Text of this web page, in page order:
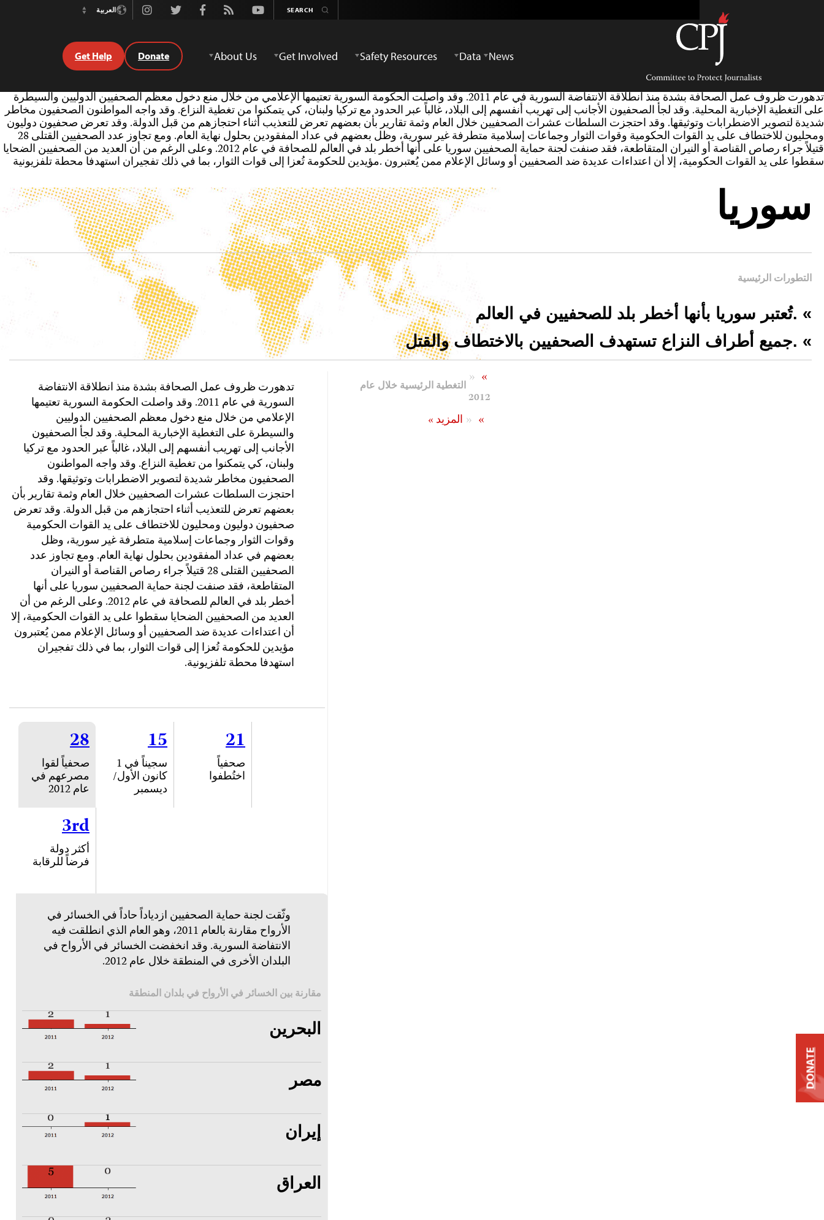
Committee
Protect
Journalists
Youtube
Rss
Facebook
Twitter
Instagramالعربية
Switch
News
Data
Safety Resources
Get Involved
About Us
Donate
Get Help
تدهورت ظروف عمل الصحافة بشدة منذ انطلاقة الانتفاضة السورية في عام 2011. وقد واصلت الحكومة السورية تعتيمها الإعلامي من خلال منع دخول معظم الصحفيين الدوليين والسيطرة
على التغطية الإخبارية المحلية. وقد لجأ الصحفيون الأجانب إلى تهريب أنفسهم إلى البلاد، غالباً عبر الحدود مع تركيا ولبنان، كي يتمكنوا من تغطية النزاع. وقد واجه المواطنون الصحفيون مخاطر
شديدة لتصوير الاضطرابات وتوثيقها. وقد احتجزت السلطات عشرات الصحفيين خلال العام وثمة تقارير بأن بعضهم تعرض للتعذيب أثناء احتجازهم من قبل الدولة. وقد تعرض صحفيون دوليون
ومحليون للاختطاف على يد القوات الحكومية وقوات الثوار وجماعات إسلامية متطرفة غير سورية، وظل بعضهم في عداد المفقودين بحلول نهاية العام. ومع تجاوز عدد الصحفيين القتلى 28
قتيلاً جراء رصاص القناصة أو النيران المتقاطعة، فقد صنفت لجنة حماية الصحفيين سوريا على أنها أخطر بلد في العالم للصحافة في عام 2012. وعلى الرغم من أن العديد من الصحفيين الضحايا
سقطوا على يد القوات الحكومية، إلا أن اعتداءات عديدة ضد الصحفيين أو وسائل الإعلام ممن يُعتبرون .مؤيدين للحكومة تُعزا إلى قوات الثوار، بما في ذلك تفجيران استهدفا محطة تلفزيونية
سوريا
التطورات الرئيسية
» .تُعتبر سوريا بأنها أخطر بلد للصحفيين في العالم
» .جميع أطراف النزاع تستهدف الصحفيين بالاختطاف والقتل
تدهورت ظروف عمل الصحافة بشدة منذ انطلاقة الانتفاضة
السورية في عام 2011. وقد واصلت الحكومة السورية تعتيمها
الإعلامي من خلال منع دخول معظم الصحفيين الدوليين
والسيطرة على التغطية الإخبارية المحلية. وقد لجأ الصحفيون
الأجانب إلى تهريب أنفسهم إلى البلاد، غالباً عبر الحدود مع تركيا
ولبنان، كي يتمكنوا من تغطية النزاع. وقد واجه المواطنون
الصحفيون مخاطر شديدة لتصوير الاضطرابات وتوثيقها. وقد
احتجزت السلطات عشرات الصحفيين خلال العام وثمة تقارير بأن
بعضهم تعرض للتعذيب أثناء احتجازهم من قبل الدولة. وقد تعرض
صحفيون دوليون ومحليون للاختطاف على يد القوات الحكومية
وقوات الثوار وجماعات إسلامية متطرفة غير سورية، وظل
بعضهم في عداد المفقودين بحلول نهاية العام. ومع تجاوز عدد
الصحفيين القتلى 28 قتيلاً جراء رصاص القناصة أو النيران
المتقاطعة، فقد صنفت لجنة حماية الصحفيين سوريا على أنها
أخطر بلد في العالم للصحافة في عام 2012. وعلى الرغم من أن
العديد من الصحفيين الضحايا سقطوا على يد القوات الحكومية، إلا
أن اعتداءات عديدة ضد الصحفيين أو وسائل الإعلام ممن يُعتبرون
مؤيدين للحكومة تُعزا إلى قوات الثوار، بما في ذلك تفجيران
استهدفا محطة تلفزيونية.
28
صحفياً لقوا
مصرعهم في
عام 2012
15
سجيناً في 1
كانون الأول/
ديسمبر
21
صحفياً
اختُطفوا
3rd
أكثر دولة
فرضاً للرقابة
وثّقت لجنة حماية الصحفيين ازدياداً حاداً في الخسائر في
الأرواح مقارنة بالعام 2011، وهو العام الذي انطلقت فيه
الانتفاضة السورية. وقد انخفضت الخسائر في الأرواح في
البلدان الأخرى في المنطقة خلال عام 2012.
مقارنة بين الخسائر في الأرواح في بلدان المنطقة
البحرين
مصر
إيران
العراق
»
« التغطية الرئيسية خلال عام
2012
»
« المزيد »
DONATE